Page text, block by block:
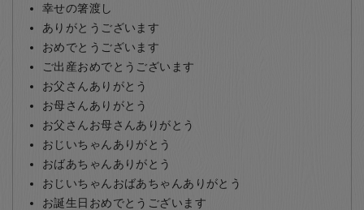
幸せの箸渡し
ありがとうございます
おめでとうございます
ご出産おめでとうございます
お父さんありがとう
お母さんありがとう
お父さんお母さんありがとう
おじいちゃんありがとう
おばあちゃんありがとう
おじいちゃんおばあちゃんありがとう
お誕生日おめでとうございます